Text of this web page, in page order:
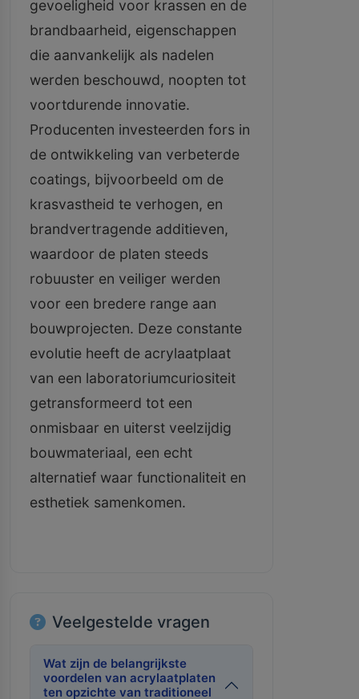
gevoeligheid voor krassen en de
brandbaarheid, eigenschappen
die aanvankelijk als nadelen
werden beschouwd, noopten tot
voortdurende innovatie.
Producenten investeerden fors in
de ontwikkeling van verbeterde
coatings, bijvoorbeeld om de
krasvastheid te verhogen, en
brandvertragende additieven,
waardoor de platen steeds
robuuster en veiliger werden
voor een bredere range aan
bouwprojecten. Deze constante
evolutie heeft de acrylaatplaat
van een laboratoriumcuriositeit
getransformeerd tot een
onmisbaar en uiterst veelzijdig
bouwmateriaal, een echt
alternatief waar functionaliteit en
esthetiek samenkomen.
Veelgestelde vragen
Wat zijn de belangrijkste
voordelen van acrylaatplaten
ten opzichte van traditioneel